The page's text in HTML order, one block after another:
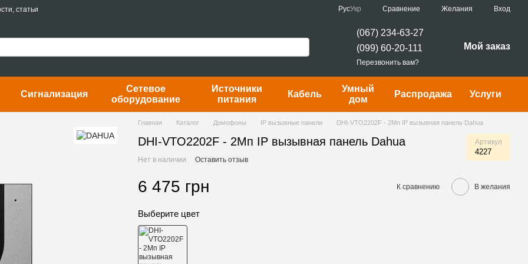
статьи РусУкр Сравнение Желания Вход
(067) 234-63-27
(099) 60-20-111
Перезвонить вам?
Мой заказ
Сигнализация
Сетевое
оборудование
Источники
питания
Кабель
Умный
дом
Распродажа Услуги
Главная Каталог Домофоны IP вызывные панели DHI-VTO2202F - 2Мп IP вызывная панель Dahua
DHI-VTO2202F - 2Мп IP вызывная панель Dahua Артикул
4227
Нет в наличии Оставить отзыв
6 475 грн К сравнению В желания
Выберите цвет